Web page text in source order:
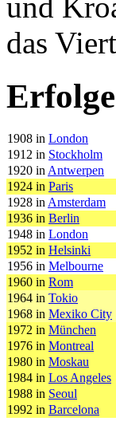
das
1908 in London
1912 in Stockholm
1920 inAntwerpen
1924 in Paris
1928 inAmsterdam
1936 in Berlin
1948 in London
1952 in Helsinki
1956 in Melbourne
1960 in Rom
1964 in Tokio
1968 in Mexiko City
1972 in München
1976 in Montreal
1980 in Moskau
1984 in Los Angeles
1988 in Seoul
1992 in Barcelona